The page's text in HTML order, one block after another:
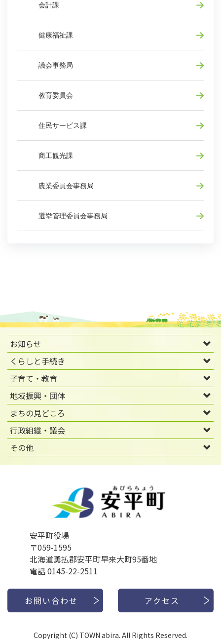
会計課
健康福祉課
議会事務局
教育委員会
住民サービス課
商工観光課
農業委員会事務局
選挙管理委員会事務局
お知らせ
くらしと手続き
子育て・教育
地域振興・団体
まちの見どころ
行政組織・議会
その他
安平町役場
〒059-1595
北海道勇払郡安平町早来大町95番地
電話 0145-22-2511
お問い合わせ アクセス
Copyright (C) TOWN abira. All Rights Reserved.